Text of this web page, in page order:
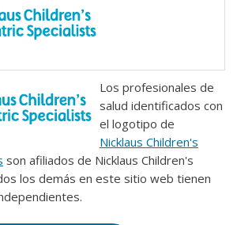
Los profesionales de
salud identificados con
el logotipo de
Nicklaus Children's
son afiliados de Nicklaus Children's
los demás en este sitio web tienen